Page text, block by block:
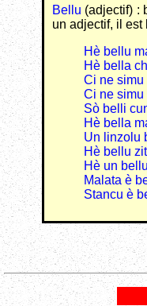
Bellu (adjectif) :
un adjectif, il est
Hè bellu
Hè bella
Ci ne simu
Ci ne simu
Sò belli
Hè bella
Un linzolu
Hè bellu
Hè un
Malata è
Stancu è